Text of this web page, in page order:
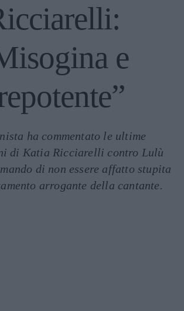
e
ha commentato le ultime
di Katia Ricciarelli contro Lulù
di non essere affatto stupita
arrogante della cantante.